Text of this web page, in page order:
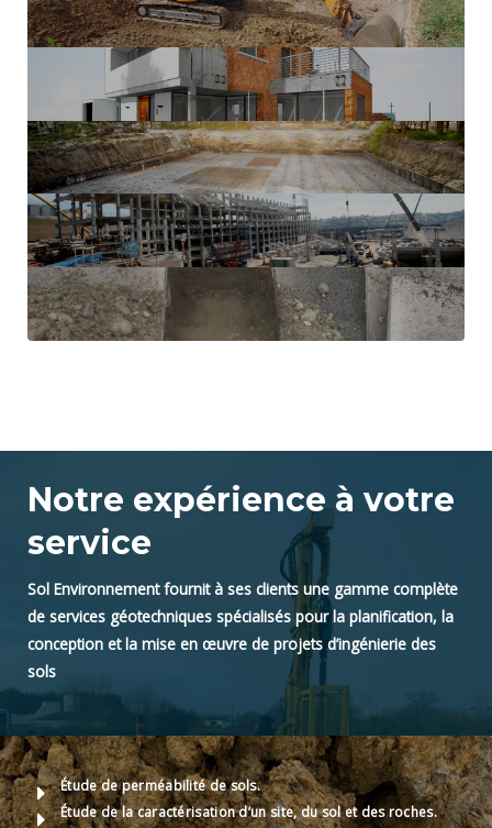
Notre expérience à votre
service
Sol Environnement fournit à ses clients une gamme complète
de services géotechniques spécialisés pour la planification, la
conception et la mise en œuvre de projets d’ingénierie des
sols
Étude de perméabilité de sols.
Étude de la caractérisation d’un site, du sol et des roches.